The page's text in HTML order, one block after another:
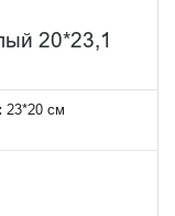
20*23,1
23*20 см